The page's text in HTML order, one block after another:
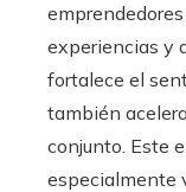
experiencias y
fortalece el
también
conjunto. Este
especialmente